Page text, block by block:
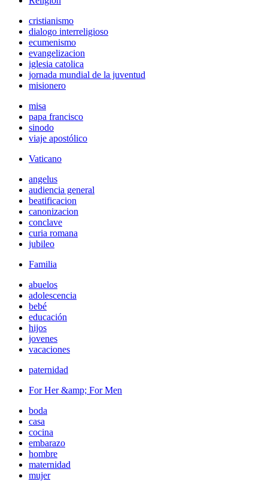
cristianismo
dialogo interreligioso
ecumenismo
evangelizacion
iglesia catolica
jornada mundial de la juventud
misionero
misa
papa francisco
sinodo
viaje apostólico
Vaticano
angelus
audiencia general
beatificacion
canonizacion
conclave
curia romana
jubileo
Familia
abuelos
adolescencia
bebé
educación
hijos
jovenes
vacaciones
paternidad
For Her &amp; For Men
boda
casa
cocina
embarazo
hombre
maternidad
mujer